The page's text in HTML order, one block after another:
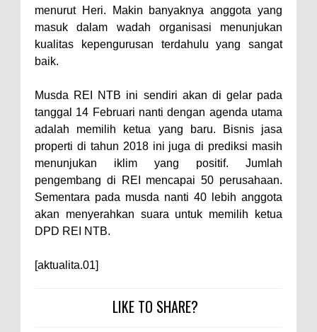
menurut Heri. Makin banyaknya anggota yang
masuk dalam wadah organisasi menunjukan
kualitas kepengurusan terdahulu yang sangat
baik.
Musda REI NTB ini sendiri akan di gelar pada
tanggal 14 Februari nanti dengan agenda utama
adalah memilih ketua yang baru. Bisnis jasa
properti di tahun 2018 ini juga di prediksi masih
menunjukan iklim yang positif. Jumlah
pengembang di REI mencapai 50 perusahaan.
Sementara pada musda nanti 40 lebih anggota
akan menyerahkan suara untuk memilih ketua
DPD REI NTB.
[aktualita.01]
LIKE TO SHARE?